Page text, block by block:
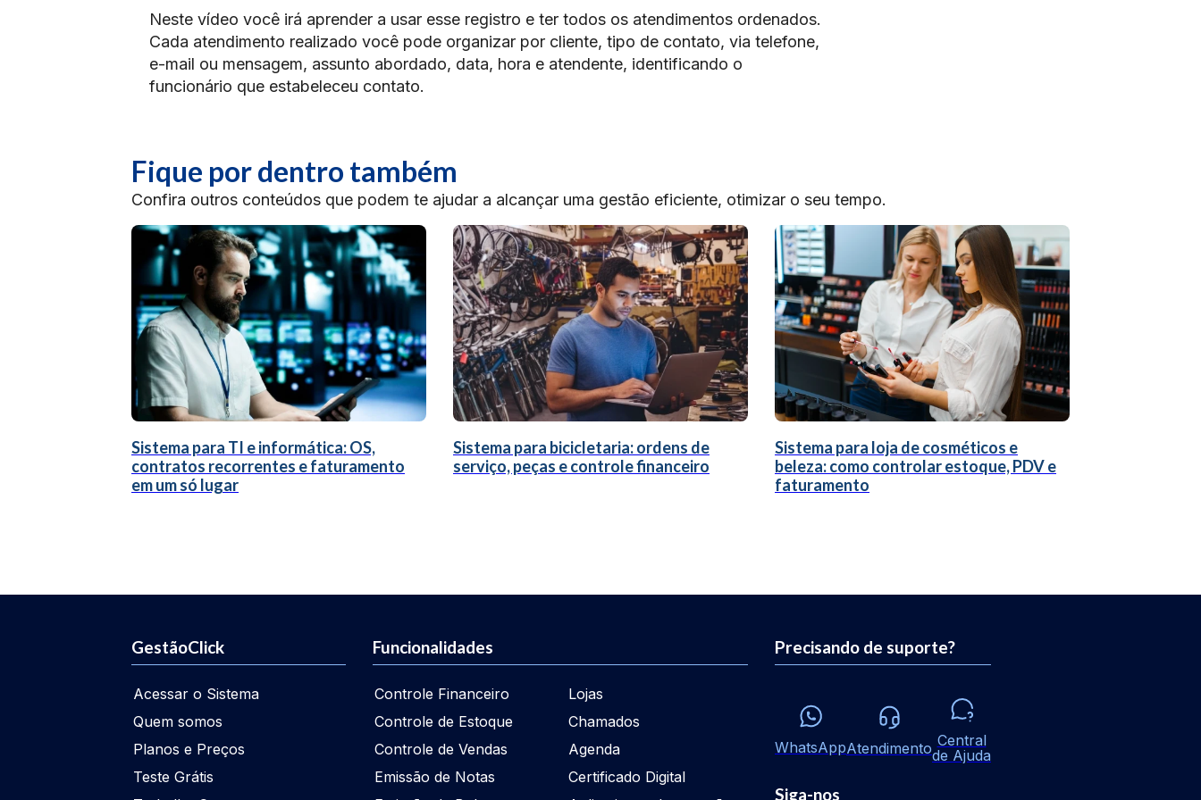
Neste vídeo você irá aprender a usar esse registro e ter todos os atendimentos ordenados.
Cada atendimento realizado você pode organizar por cliente, tipo de contato, via telefone,
e-mail ou mensagem, assunto abordado, data, hora e atendente, identificando o
funcionário que estabeleceu contato.
Fique por dentro também
Confira outros conteúdos que podem te ajudar a alcançar uma gestão eficiente, otimizar o seu tempo.
Sistema para TI e informática: OS,
contratos recorrentes e faturamento
em um só lugar
Sistema para bicicletaria: ordens de
serviço, peças e controle financeiro
Sistema para loja de cosméticos e
beleza: como controlar estoque, PDV e
faturamento
GestãoClick
Acessar o Sistema
Quem somos
Planos e Preços
Teste Grátis
Funcionalidades
Controle Financeiro
Controle de Estoque
Controle de Vendas
Emissão de Notas
Lojas
Chamados
Agenda
Certificado Digital
Precisando de suporte?
WhatsAppAtendimento Central
de Ajuda
Siga-nos